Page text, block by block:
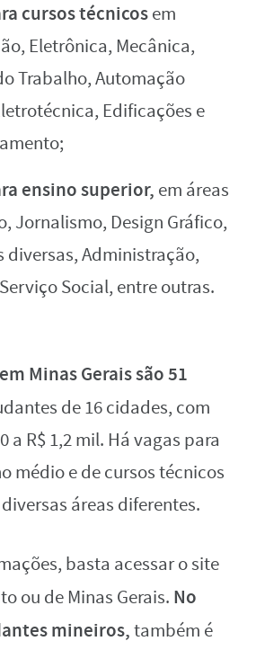
cursos técnicosem
Eletrônica, Mecânica,
Trabalho, Automação
Edificações e
ensino superior, em áreas
Jornalismo, Design Gráfico,
diversas, Administração,
Social, entre outras.
em Minas Gerais são 51
de 16 cidades, com
a R$ 1,2 mil. Há vagas para
médio e de cursos técnicos
áreas diferentes.
basta acessar o site
ou de Minas Gerais. No
mineiros,também é